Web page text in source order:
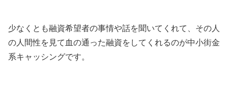
少なくとも融資希望者の事情や話を聞いてくれて、その人
の人間性を見て血の通った融資をしてくれるのが中小街金
系キャッシングです。